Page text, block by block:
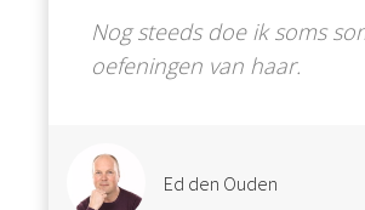
Nog steeds doe ik soms
oefeningen van haar.
Ed den Ouden